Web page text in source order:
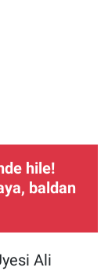
hile!
baldan
Ali